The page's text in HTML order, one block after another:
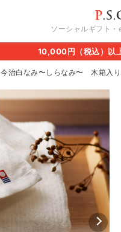
ソーシャルギフト
10,000円（税込）以
今治白なみ〜しらなみ〜 木箱入